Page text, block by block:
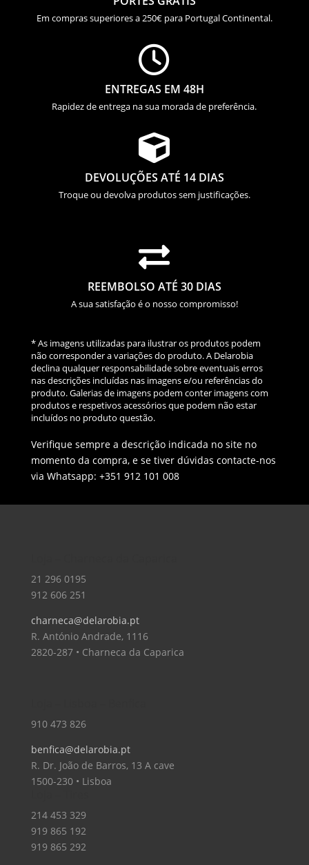
Em compras superiores a 250€ para Portugal Continental.

ENTREGAS EM 48H
Rapidez de entrega na sua morada de preferência.

DEVOLUÇÕES ATÉ 14 DIAS
Troque ou devolva produtos sem justificações.

REEMBOLSO ATÉ 30 DIAS
A sua satisfação é o nosso compromisso!
* As imagens utilizadas para ilustrar os produtos podem
não corresponder a variações do produto. A Delarobia
declina qualquer responsabilidade sobre eventuais erros
nas descrições incluídas nas imagens e/ou referências do
produto. Galerias de imagens podem conter imagens com
produtos e respetivos acessórios que podem não estar
incluídos no produto questão.
Verifique sempre a descrição indicada no site no
momento da compra, e se tiver dúvidas contacte-nos
via Whatsapp: +351 912 101 008
21 296 0195
912 606 251
charneca@delarobia.pt
R. António Andrade, 1116
2820-287 • Charneca da Caparica
910 473 826
benfica@delarobia.pt
R. Dr. João de Barros, 13 A cave
1500-230 • Lisboa
214 453 329
919 865 192
919 865 292